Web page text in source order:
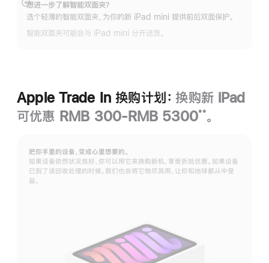
想进一步了解智能双面夹？
选个轻薄的智能双面夹，为你的新 iPad mini 提供前后双面保护。
智能双面夹可能会与 iPad mini 分开送货。
展
开
Apple Trade In 换购计划： 换购新 iPad
可优惠 RMB 300-RMB 5300**。
把你手里的设备，变成心里想要的。
如果设备依然状况良好，你可以用它来换购新机，享受折抵优惠。如果设备
已到了该回收处理的时候，我们也会将它物尽其用，让你和地球都从中受
益。